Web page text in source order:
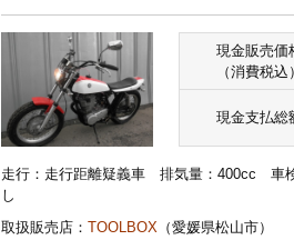
現金販売価
（消費税込）
現金支払総
走行：走行距離疑義車 排気量：400cc
し
取扱販売店： TOOLBOX（愛媛県松山市）